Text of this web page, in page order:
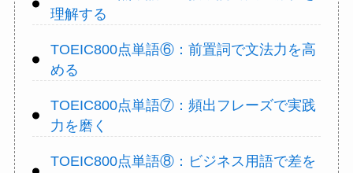
理解する
TOEIC800点単語⑥：前置詞で文法力を高
める
TOEIC800点単語⑦：頻出フレーズで実践
力を磨く
TOEIC800点単語⑧：ビジネス用語で差を